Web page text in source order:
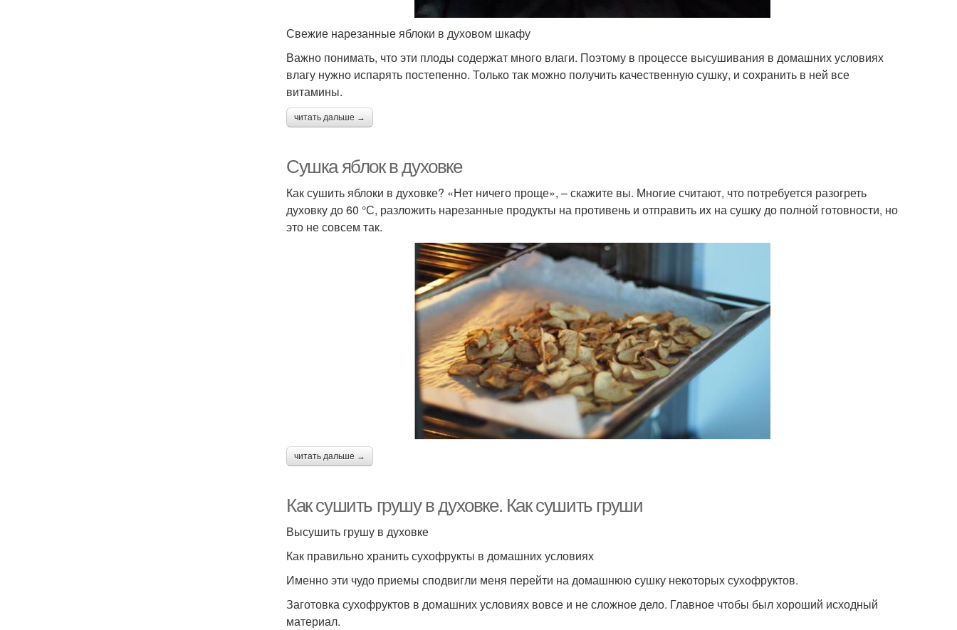
Свежие нарезанные яблоки в духовом шкафу
Важно понимать, что эти плоды содержат много влаги. Поэтому в процессе высушивания в домашних условиях
влагу нужно испарять постепенно. Только так можно получить качественную сушку, и сохранить в ней все
витамины.
читать дальше →
Сушка яблок в духовке
Как сушить яблоки в духовке? «Нет ничего проще», – скажите вы. Многие считают, что потребуется разогреть
духовку до 60 °С, разложить нарезанные продукты на противень и отправить их на сушку до полной готовности, но
это не совсем так.
читать дальше →
Как сушить грушу в духовке. Как сушить груши
Высушить грушу в духовке
Как правильно хранить сухофрукты в домашних условиях
Именно эти чудо приемы сподвигли меня перейти на домашнюю сушку некоторых сухофруктов.
Заготовка сухофруктов в домашних условиях вовсе и не сложное дело. Главное чтобы был хороший исходный
материал.